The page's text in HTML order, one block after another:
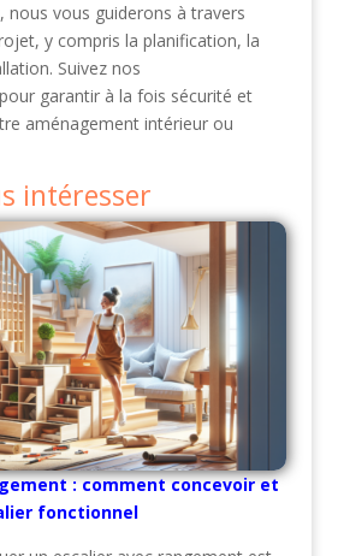
nous vous guiderons à travers
y compris la planification, la
Suivez nos
garantir à la fois sécurité et
aménagement intérieur ou
intéresser
: comment concevoir et
fonctionnel